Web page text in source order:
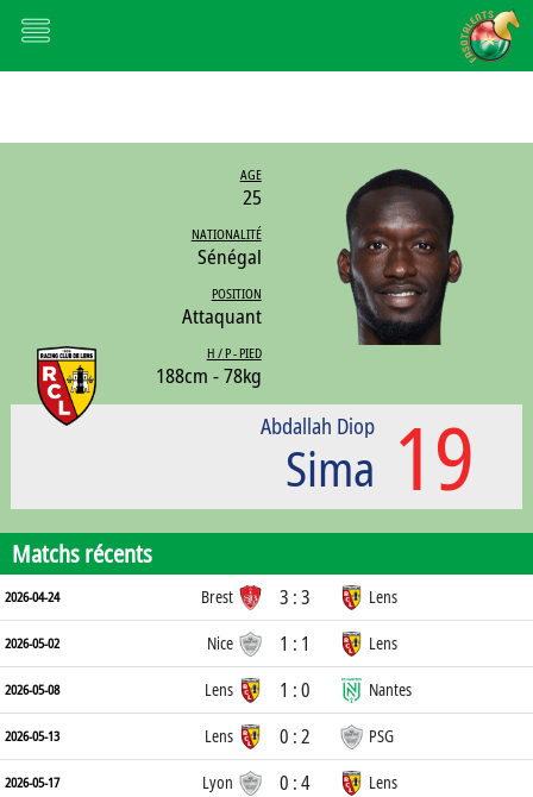
AGE
25
NATIONALITÉ
Sénégal
POSITION
Attaquant
H / P - PIED
188cm - 78kg
19
Abdallah Diop
Sima
Matchs récents
2026-04-24 Brest 3 : 3 Lens
2026-05-02 Nice 1 : 1 Lens
2026-05-08 Lens 1 : 0 Nantes
2026-05-13 Lens 0 : 2 PSG
2026-05-17 Lyon 0 : 4 Lens